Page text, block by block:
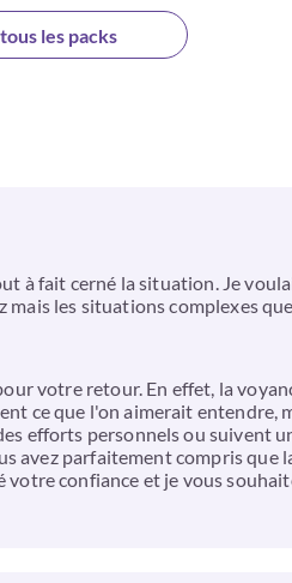
les packs
à fait cerné la situation. Je
les situations complexes
votre retour. En effet, la
ce que l'on aimerait
efforts personnels ou suivent
parfaitement compris que
confiance et je vous